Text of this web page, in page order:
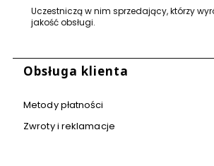
Uczestniczą w nim sprzedający, którzy
jakość obsługi.
Obsługa klienta
Metody płatności
Zwroty i reklamacje